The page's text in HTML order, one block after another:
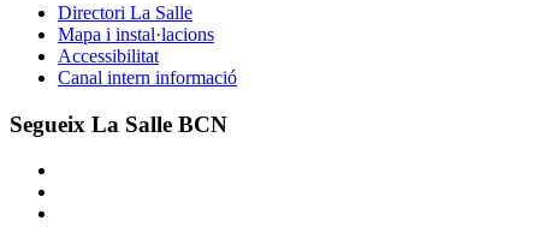
Directori La Salle
Mapa i instal·lacions
Accessibilitat
Canal intern informació
Segueix La Salle BCN